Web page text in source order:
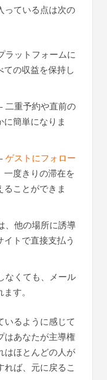
っている点は次の
ラットフォームに
の収益を保持し
二重予約や直前の
簡単になりま
ゲストにフォロー
一度きりの滞在を
ことができま
、他の場所に誘導
トで直接支払う
なくても、メール
す。
いるように感じて
はあなたが主導権
はほとんどの人が
ば、元に戻るこ